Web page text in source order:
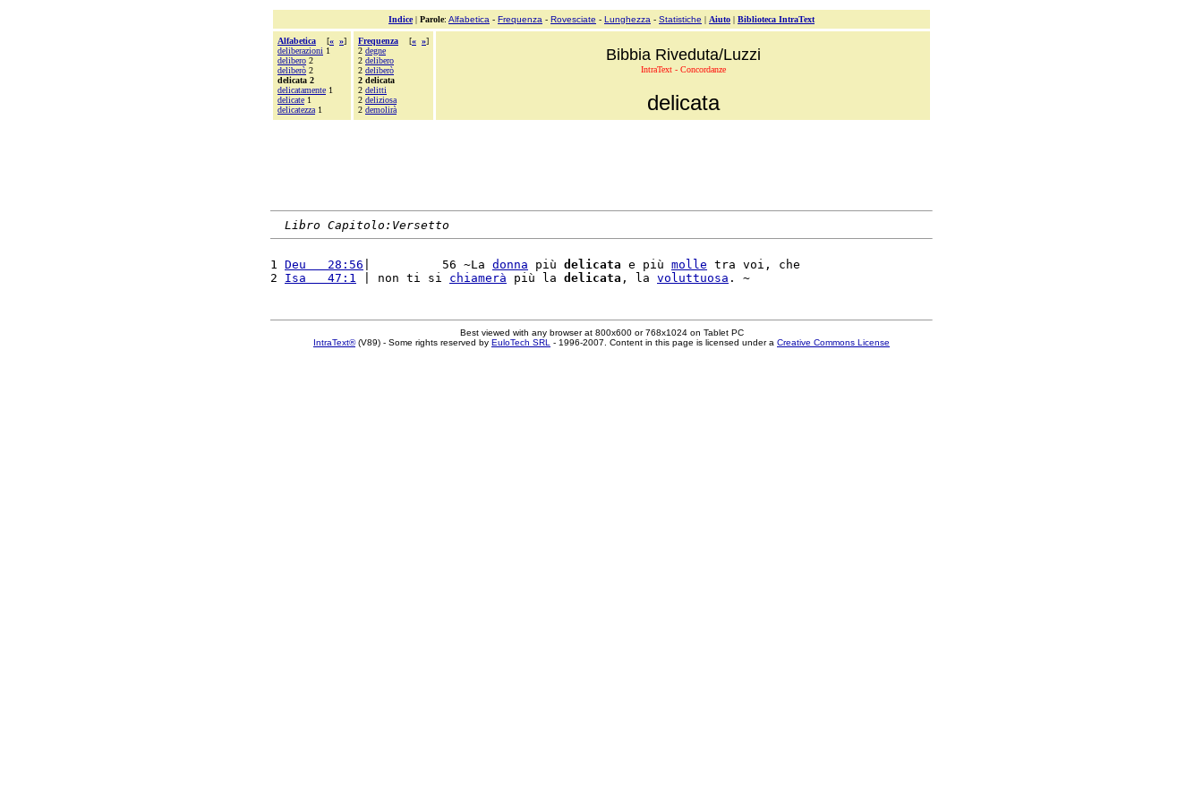
Indice| Parole: Alfabetica - Frequenza - Rovesciate - Lunghezza - Statistiche | Aiuto | Biblioteca IntraText
Alfabetica [« »]
deliberazioni 1
delibero 2
deliberò 2
delicata 2
delicatamente 1
delicate 1
delicatezza 1
Frequenza [« »]
2 degne
2 delibero
2 deliberò
2 delicata
2 delitti
2 deliziosa
2 demolirà
Bibbia Riveduta/Luzzi
IntraText - Concordanze
delicata
Libro Capitolo:Versetto
1 Deu   28:56 |          56 ~La donna più delicata e più molle tra voi, che
2 Isa   47:1 | non ti si chiamerà più la delicata , la voluttuosa
Best viewed with any browser at 800x600 or 768x1024 on Tablet PC
IntraText®(V89) - Some rights reserved by EuloTech SRL - 1996-2007. Content in this page is licensed under a Creative Commons License